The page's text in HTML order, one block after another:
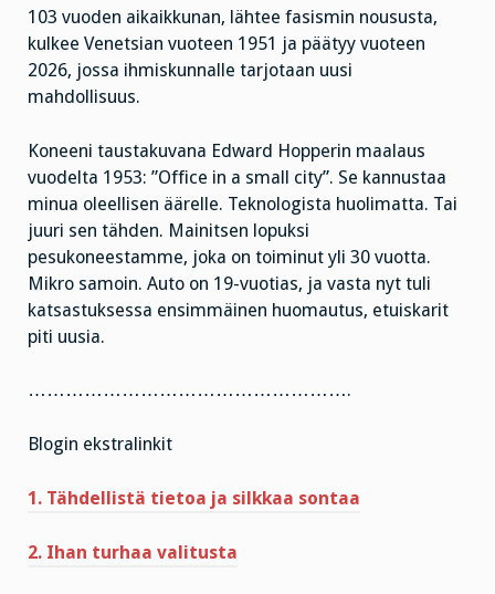
103 vuoden aikaikkunan, lähtee fasismin noususta,
kulkee Venetsian vuoteen 1951 ja päätyy vuoteen
2026, jossa ihmiskunnalle tarjotaan uusi
mahdollisuus.
Koneeni taustakuvana Edward Hopperin maalaus
vuodelta 1953: ”Office in a small city”. Se kannustaa
minua oleellisen äärelle. Teknologista huolimatta. Tai
juuri sen tähden. Mainitsen lopuksi
pesukoneestamme, joka on toiminut yli 30 vuotta.
Mikro samoin. Auto on 19-vuotias, ja vasta nyt tuli
katsastuksessa ensimmäinen huomautus, etuiskarit
piti uusia.
…………………………………………….
Blogin ekstralinkit
1. Tähdellistä tietoa ja silkkaa sontaa
2. Ihan turhaa valitusta